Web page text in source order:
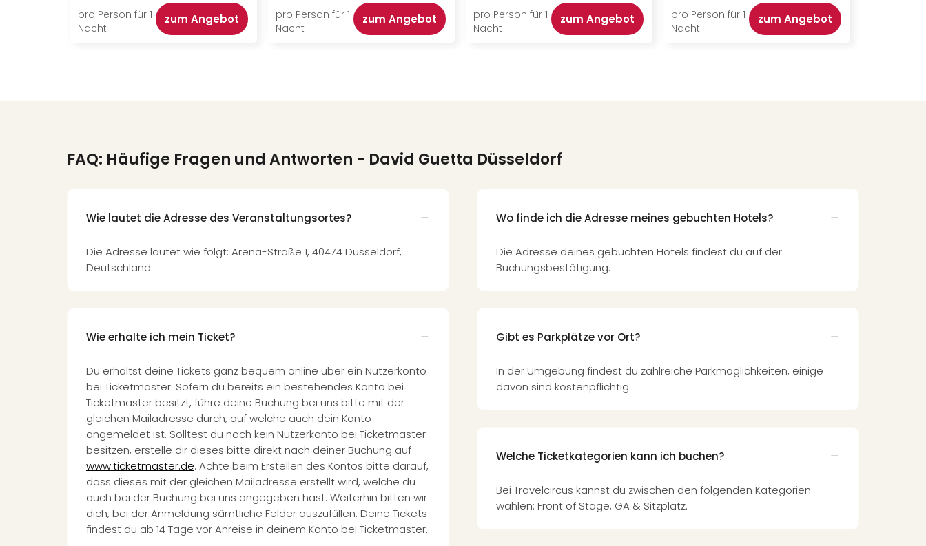
pro Person für 1
Nacht
zum Angebot
pro Person für 1
Nacht
zum Angebot
pro Person für 1
Nacht
zum Angebot
pro Person für 1
Nacht
zum Angebot
FAQ: Häufige Fragen und Antworten - David Guetta Düsseldorf
Wie lautet die Adresse des Veranstaltungsortes?
Die Adresse lautet wie folgt: Arena-Straße 1, 40474 Düsseldorf,
Deutschland
Wie erhalte ich mein Ticket?
Du erhältst deine Tickets ganz bequem online über ein Nutzerkonto
bei Ticketmaster. Sofern du bereits ein bestehendes Konto bei
Ticketmaster besitzt, führe deine Buchung bei uns bitte mit der
gleichen Mailadresse durch, auf welche auch dein Konto
angemeldet ist. Solltest du noch kein Nutzerkonto bei Ticketmaster
besitzen, erstelle dir dieses bitte direkt nach deiner Buchung auf
www.ticketmaster.de. Achte beim Erstellen des Kontos bitte darauf,
dass dieses mit der gleichen Mailadresse erstellt wird, welche du
auch bei der Buchung bei uns angegeben hast. Weiterhin bitten wir
dich, bei der Anmeldung sämtliche Felder auszufüllen. Deine Tickets
findest du ab 14 Tage vor Anreise in deinem Konto bei Ticketmaster.
Wo finde ich die Adresse meines gebuchten Hotels?
Die Adresse deines gebuchten Hotels findest du auf der
Buchungsbestätigung.
Gibt es Parkplätze vor Ort?
In der Umgebung findest du zahlreiche Parkmöglichkeiten, einige
davon sind kostenpflichtig.
Welche Ticketkategorien kann ich buchen?
Bei Travelcircus kannst du zwischen den folgenden Kategorien
wählen: Front of Stage, GA & Sitzplatz.